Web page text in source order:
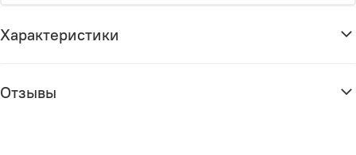
Характеристики
Отзывы